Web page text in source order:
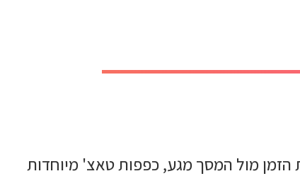
מול המסך מגע, כפפות טאצ' מיוחדות